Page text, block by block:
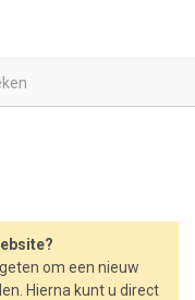
om een nieuw
Hierna kunt u direct